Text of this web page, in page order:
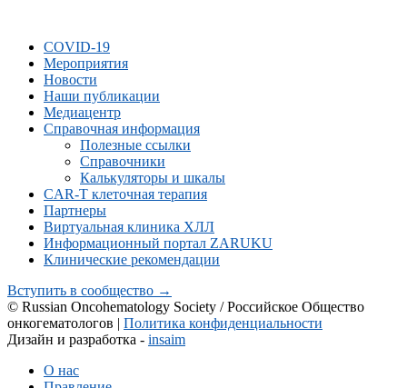
COVID-19
Мероприятия
Новости
Наши публикации
Медиацентр
Справочная информация
Полезные ссылки
Справочники
Калькуляторы и шкалы
CAR-Т клеточная терапия
Партнеры
Виртуальная клиника ХЛЛ
Информационный портал ZARUKU
Клинические рекомендации
Вступить в сообщество →
© Russian Oncohematology Society / Российское Общество
онкогематологов | Политика конфиденциальности
Дизайн и разработка - insaim
О нас